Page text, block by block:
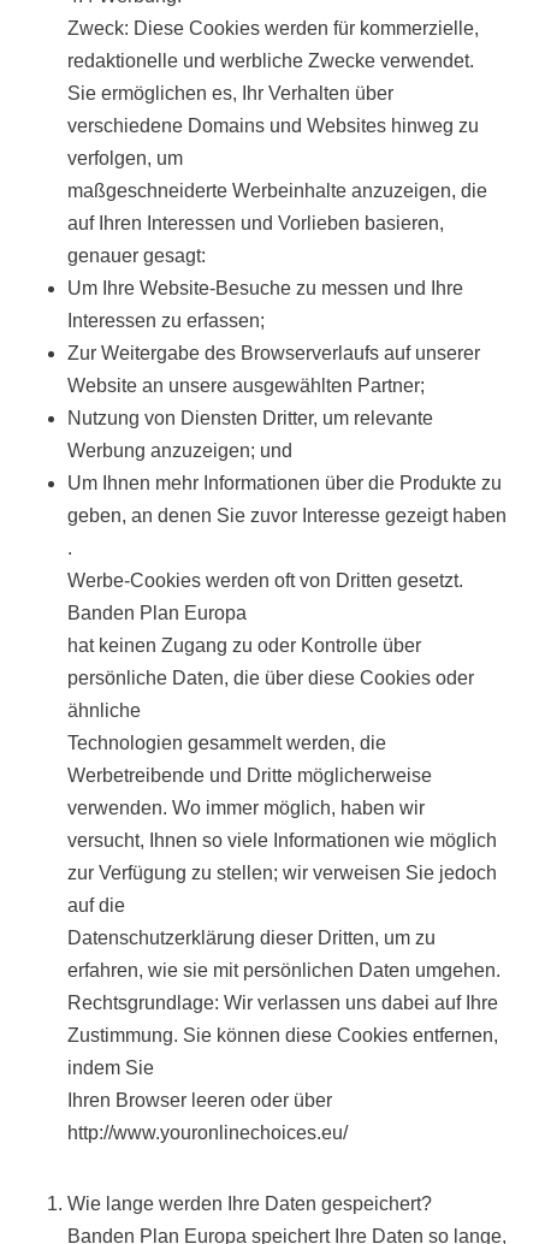
Zweck: Diese Cookies werden für kommerzielle,
redaktionelle und werbliche Zwecke verwendet.
Sie ermöglichen es, Ihr Verhalten über
verschiedene Domains und Websites hinweg zu
verfolgen, um
maßgeschneiderte Werbeinhalte anzuzeigen, die
auf Ihren Interessen und Vorlieben basieren,
genauer gesagt:
Um Ihre Website-Besuche zu messen und Ihre
Interessen zu erfassen;
Zur Weitergabe des Browserverlaufs auf unserer
Website an unsere ausgewählten Partner;
Nutzung von Diensten Dritter, um relevante
Werbung anzuzeigen; und
Um Ihnen mehr Informationen über die Produkte zu
geben, an denen Sie zuvor Interesse gezeigt haben
.
Werbe-Cookies werden oft von Dritten gesetzt.
Banden Plan Europa
hat keinen Zugang zu oder Kontrolle über
persönliche Daten, die über diese Cookies oder
ähnliche
Technologien gesammelt werden, die
Werbetreibende und Dritte möglicherweise
verwenden. Wo immer möglich, haben wir
versucht, Ihnen so viele Informationen wie möglich
zur Verfügung zu stellen; wir verweisen Sie jedoch
auf die
Datenschutzerklärung dieser Dritten, um zu
erfahren, wie sie mit persönlichen Daten umgehen.
Rechtsgrundlage: Wir verlassen uns dabei auf Ihre
Zustimmung. Sie können diese Cookies entfernen,
indem Sie
Ihren Browser leeren oder über
http://www.youronlinechoices.eu/
Wie lange werden Ihre Daten gespeichert?
Banden Plan Europa speichert Ihre Daten so lange,